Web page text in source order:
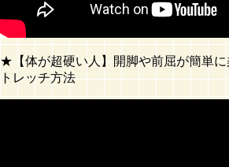
★【体が超硬い人】開脚や前屈が簡単
トレッチ方法